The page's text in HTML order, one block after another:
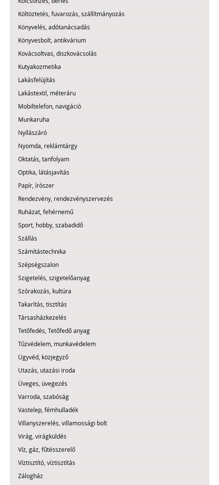
Költöztetés, fuvarozás, szállítmányozás
Könyvelés, adótanácsadás
Könyvesbolt, antikvárium
Kovácsoltvas, diszkovácsolás
Kutyakozmetika
Lakásfelújítás
Lakástextil, méteráru
Mobiltelefon, navigáció
Munkaruha
Nyílászáró
Nyomda, reklámtárgy
Oktatás, tanfolyam
Optika, látásjavítás
Papír, írószer
Rendezvény, rendezvényszervezés
Ruházat, fehérnemű
Sport, hobby, szabadidő
Szállás
Számítástechnika
Szépségszalon
Szigetelés, szigetelőanyag
Szórakozás, kultúra
Takarítás, tisztítás
Társasházkezelés
Tetőfedés, Tetőfedő anyag
Tűzvédelem, munkavédelem
Ügyvéd, közjegyző
Utazás, utazási iroda
Üveges, üvegezés
Varroda, szabóság
Vastelep, fémhulladék
Villanyszerelés, villamossági bolt
Virág, virágküldés
Víz, gáz, fűtésszerelő
Víztisztító, víztisztítás
Zálogház